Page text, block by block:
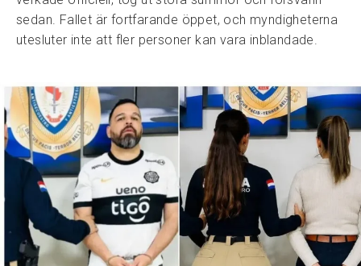
sedan. Fallet är fortfarande öppet, och myndigheterna
utesluter inte att fler personer kan vara inblandade.